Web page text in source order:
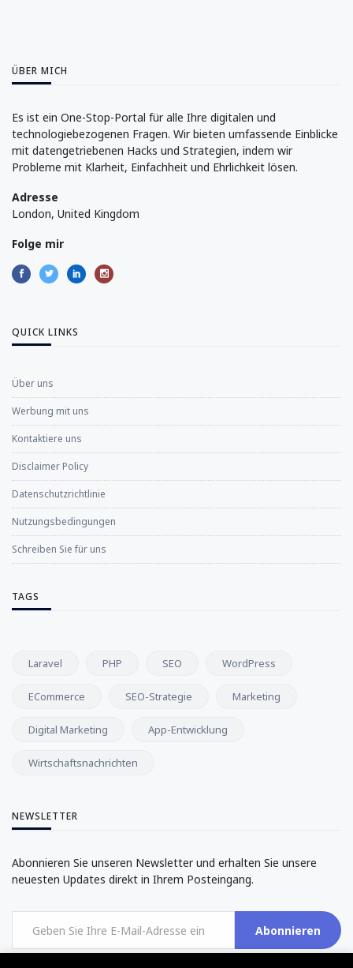
ÜBER MICH
Es ist ein One-Stop-Portal für alle Ihre digitalen und
technologiebezogenen Fragen. Wir bieten umfassende Einblicke
mit datengetriebenen Hacks und Strategien, indem wir
Probleme mit Klarheit, Einfachheit und Ehrlichkeit lösen.
Adresse
London, United Kingdom
Folge mir
QUICK LINKS
Über uns
Werbung mit uns
Kontaktiere uns
Disclaimer Policy
Datenschutzrichtlinie
Nutzungsbedingungen
Schreiben Sie für uns
TAGS
Laravel PHP SEO WordPress
ECommerce SEO-Strategie Marketing
Digital Marketing App-Entwicklung
Wirtschaftsnachrichten
NEWSLETTER
Abonnieren Sie unseren Newsletter und erhalten Sie unsere
neuesten Updates direkt in Ihrem Posteingang.
Abonnieren